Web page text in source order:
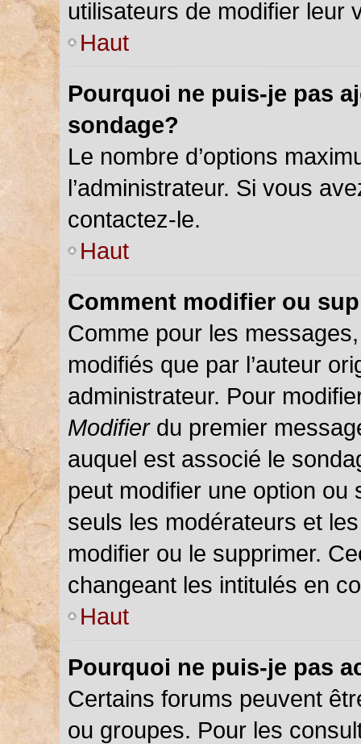
utilisateurs de modifier leur
Haut
Pourquoi ne puis-je pas
sondage?
Le nombre d’options
l’administrateur. Si vous
contactez-le.
Haut
Comment modifier ou
Comme pour les
modifiés que par l’auteur
administrateur. Pour
Modifierdu premier
auquel est associé le
peut modifier une option ou
seuls les modérateurs et
modifier ou le supprimer.
changeant les intitulés en
Haut
Pourquoi ne puis-je pas
Certains forums peuvent
ou groupes. Pour les